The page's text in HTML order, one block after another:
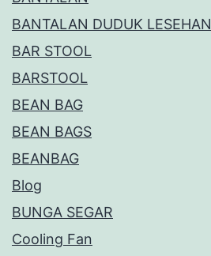
BANTALAN DUDUK LESEHAN
BAR STOOL
BARSTOOL
BEAN BAG
BEAN BAGS
BEANBAG
Blog
BUNGA SEGAR
Cooling Fan